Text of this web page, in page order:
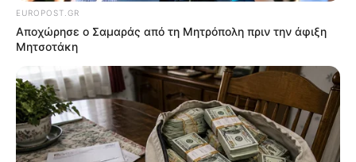
εξακολουθώ να είμαι διαλυμένη, στενοχωρημένη
και φοβισμένη, αλλά δεν πίνω. Ό, τι ήθελα τελικά
το πήρα, γιατί έμεινα νηφάλια και δούλεψα για να
διατηρήσω αυτή τη νηφαλιότητά μου. Κάποιες
μέρες, νιώθω πιο σκοτεινή από άλλες και κάποιες
νιώθω σαν αγνή λιακάδα. Αυτή είναι η ζωή –